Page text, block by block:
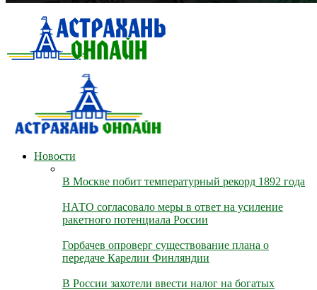
Новости
В Москве побит температурный рекорд 1892 года
НАТО согласовало меры в ответ на усиление
ракетного потенциала России
Горбачев опроверг существование плана о
передаче Карелии Финляндии
В России захотели ввести налог на богатых